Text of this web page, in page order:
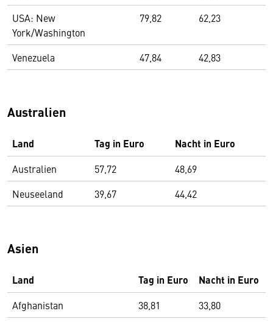
USA: New
York/Washington
79,82 62,23
Venezuela 47,84 42,83
Australien
Land Tag in Euro Nacht in Euro
Australien 57,72
48,69
Neuseeland
39,67 44,42
Asien
Land Tag in Euro Nacht in Euro
Afghanistan 38,81
33,80